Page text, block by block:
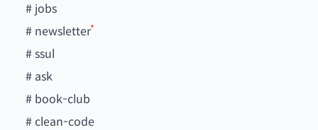
# jobs
# newsletter
#ssul
# ask
# book-club
#clean-code